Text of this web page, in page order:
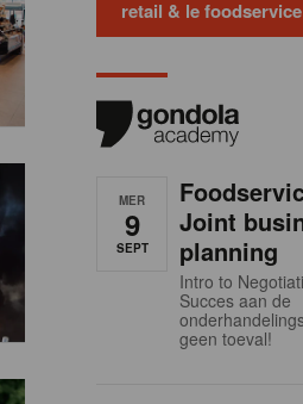
retail & le
MER
9
SEPT
Joint
planning
Intro to
Succes aan de
geen toeval!